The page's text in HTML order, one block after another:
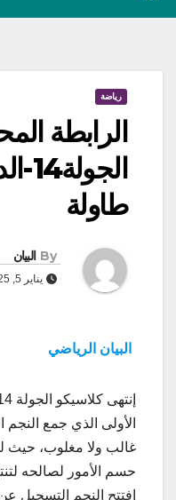
رياضة
الرابطة
طاولة
By البيان
يناير 5, 2025
البيان الرياضي
الأولى الذي جمع النجم
غالب ولا مغلوب، حيث
إفتتح النجم